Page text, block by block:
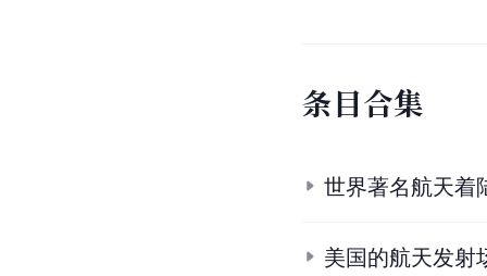
条目合集
世界著名航天着
美国的航天发射